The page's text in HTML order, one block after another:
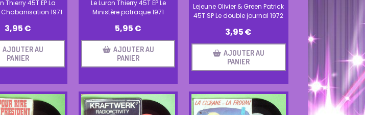
Thierry 45T EP La
1971
3,95€
AJOUTER AU
PANIER
Le Luron Thierry 45T EP Le
Ministère patraque 1971
5,95€
AJOUTER AU
PANIER
Lejeune Olivier & Green Patrick
45T SP Le double journal 1972
3,95€
AJOUTER AU
PANIER